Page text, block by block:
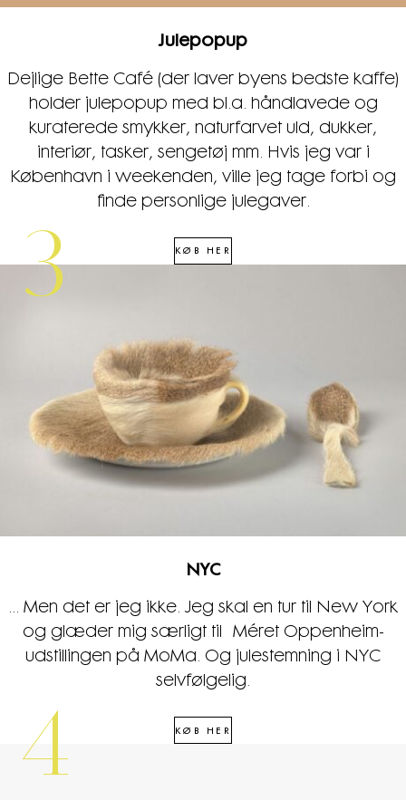
Julepopup
Dejlige Bette Café (der laver byens bedste kaffe)
holder julepopup med bl.a. håndlavede og
kuraterede smykker, naturfarvet uld, dukker,
interiør, tasker, sengetøj mm. Hvis jeg var i
København i weekenden, ville jeg tage forbi og
finde personlige julegaver.
KØB HER
3
NYC
... Men det er jeg ikke. Jeg skal en tur til New York
og glæder mig særligt til Méret Oppenheim-
udstillingen på MoMa. Og julestemning i NYC
selvfølgelig.
KØB HER
4